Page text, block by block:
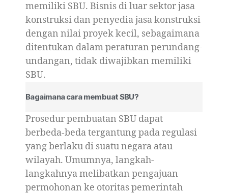
memiliki SBU. Bisnis di luar sektor jasa
konstruksi dan penyedia jasa konstruksi
dengan nilai proyek kecil, sebagaimana
ditentukan dalam peraturan perundang-
undangan, tidak diwajibkan memiliki
SBU.
Bagaimana cara membuat SBU?
Prosedur pembuatan SBU dapat
berbeda-beda tergantung pada regulasi
yang berlaku di suatu negara atau
wilayah. Umumnya, langkah-
langkahnya melibatkan pengajuan
permohonan ke otoritas pemerintah